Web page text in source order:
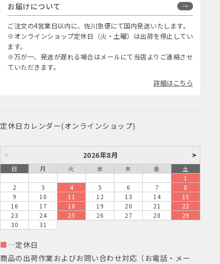
お届けについて
ご注文の4営業日以内に、佐川急便にて国内発送いたします。
※オンラインショップ定休日（火・土曜）は出荷を停止してい
ます。
※万が一、発送が遅れる場合はメールにて当店よりご連絡させ
ていただきます。
詳細はこちら
定休日カレンダー(オンラインショップ)
< 2026年8月 >
日 月 火 水 木 金
土
1
2
3 4 5 6 7
8
9
10 11 12 13 14
15
16
17 18 19 20 21
22
23
24 25 26 27 28
29
30
31
■ …定休日
商品の出荷作業およびお問い合わせ対応（お電話・メー